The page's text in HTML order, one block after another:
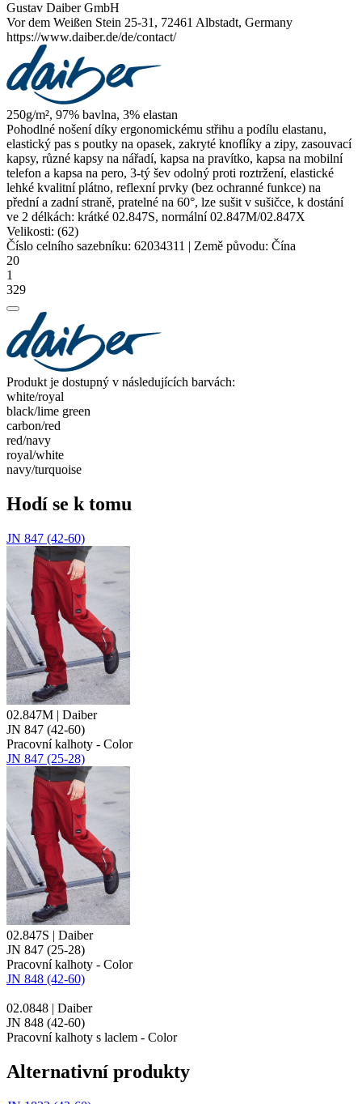
Gustav Daiber GmbH
Vor dem Weißen Stein 25-31, 72461 Albstadt, Germany
https://www.daiber.de/de/contact/
250g/m², 97% bavlna, 3% elastan
Pohodlné nošení díky ergonomickému střihu a podílu elastanu,
elastický pas s poutky na opasek, zakryté knoflíky a zipy, zasouvací
kapsy, různé kapsy na nářadí, kapsa na pravítko, kapsa na mobilní
telefon a kapsa na pero, 3-tý šev odolný proti roztržení, elastické
lehké kvalitní plátno, reflexní prvky (bez ochranné funkce) na
přední a zadní straně, pratelné na 60°, lze sušit v sušičce, k dostání
ve 2 délkách: krátké 02.847S, normální 02.847M/02.847X
Velikosti: (62)
Číslo celního sazebníku: 62034311 | Země původu: Čína
20
1
329
Produkt je dostupný v následujících barvách:
white/​royal
black/​lime green
carbon/​red
red/​navy
royal/​white
navy/​turquoise
Hodí se k tomu
JN 847 (42-60)
02.847M | Daiber
JN 847 (42-60)
Pracovní kalhoty - Color
JN 847 (25-28)
02.847S | Daiber
JN 847 (25-28)
Pracovní kalhoty - Color
JN 848 (42-60)
02.0848 | Daiber
JN 848 (42-60)
Pracovní kalhoty s laclem - Color
Alternativní produkty